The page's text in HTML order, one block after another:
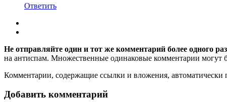
Ответить
Не отправляйте один и тот же комментарий более одного
на антиспам. Множественные одинаковые комментарии могут
Комментарии, содержащие ссылки и вложения, автоматически
Добавить комментарий